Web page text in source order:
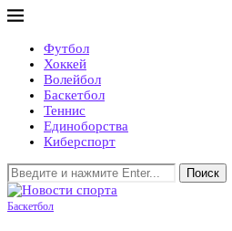
Футбол
Хоккей
Волейбол
Баскетбол
Теннис
Единоборства
Киберспорт
Поиск
Баскетбол